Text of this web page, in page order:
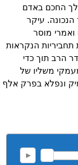
החכם באדם
עיקר
מוסר
תחביריות הנקראות
הרב תוך כדי
משליו של
ונפלא בפרק אלף